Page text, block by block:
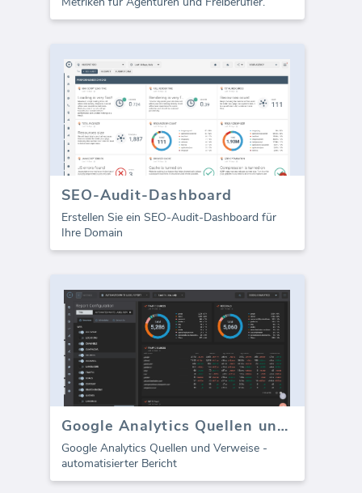
SEO-Audit-Dashboard
Erstellen Sie ein SEO-Audit-Dashboard für
Ihre Domain
Google Analytics Quellen und Verweise (Bericht)
Google Analytics Quellen und Verweise -
automatisierter Bericht